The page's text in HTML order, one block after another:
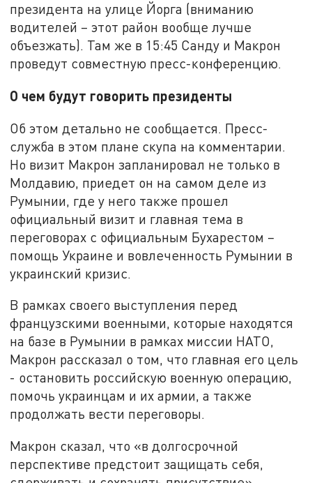
президента на улице Йорга (вниманию
водителей – этот район вообще лучше
объезжать). Там же в 15:45 Санду и Макрон
проведут совместную пресс-конференцию.
О чем будут говорить президенты
Об этом детально не сообщается. Пресс-
служба в этом плане скупа на комментарии.
Но визит Макрон запланировал не только в
Молдавию, приедет он на самом деле из
Румынии, где у него также прошел
официальный визит и главная тема в
переговорах с официальным Бухарестом –
помощь Украине и вовлеченность Румынии в
украинский кризис.
В рамках своего выступления перед
французскими военными, которые находятся
на базе в Румынии в рамках миссии НАТО,
Макрон рассказал о том, что главная его цель
- остановить российскую военную операцию,
помочь украинцам и их армии, а также
продолжать вести переговоры.
Макрон сказал, что «в долгосрочной
перспективе предстоит защищать себя,